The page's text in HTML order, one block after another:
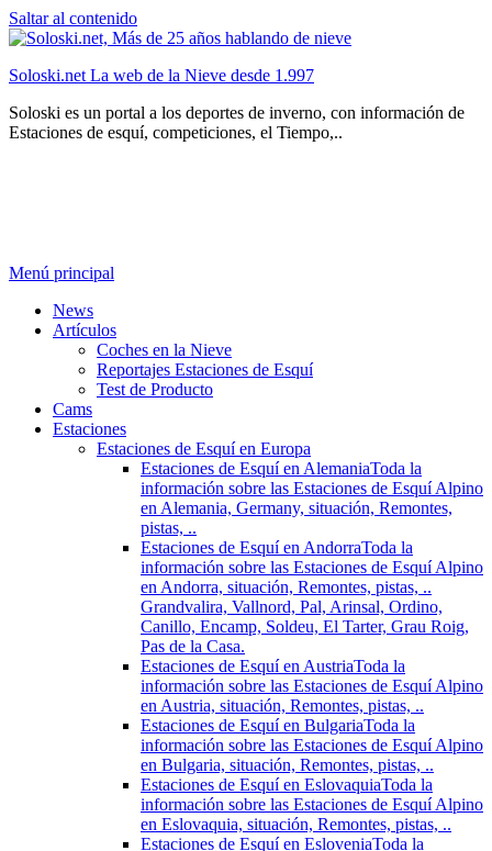
Saltar al contenido
Soloski.net La web de la Nieve desde 1.997
Soloski es un portal a los deportes de inverno, con información de
Estaciones de esquí, competiciones, el Tiempo,..
Menú principal
News
Artículos
Coches en la Nieve
Reportajes Estaciones de Esquí
Test de Producto
Cams
Estaciones
Estaciones de Esquí en Europa
Estaciones de Esquí en AlemaniaToda la
información sobre las Estaciones de Esquí Alpino
en Alemania, Germany, situación, Remontes,
pistas, ..
Estaciones de Esquí en AndorraToda la
información sobre las Estaciones de Esquí Alpino
en Andorra, situación, Remontes, pistas, ..
Grandvalira, Vallnord, Pal, Arinsal, Ordino,
Canillo, Encamp, Soldeu, El Tarter, Grau Roig,
Pas de la Casa.
Estaciones de Esquí en AustriaToda la
información sobre las Estaciones de Esquí Alpino
en Austria, situación, Remontes, pistas, ..
Estaciones de Esquí en BulgariaToda la
información sobre las Estaciones de Esquí Alpino
en Bulgaria, situación, Remontes, pistas, ..
Estaciones de Esquí en EslovaquiaToda la
información sobre las Estaciones de Esquí Alpino
en Eslovaquia, situación, Remontes, pistas, ..
Estaciones de Esquí en EsloveniaToda la